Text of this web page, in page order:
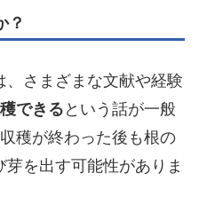
？
さまざまな文献や経験
できる という話が一般
穫が終わった後も根の
を出す可能性がありま